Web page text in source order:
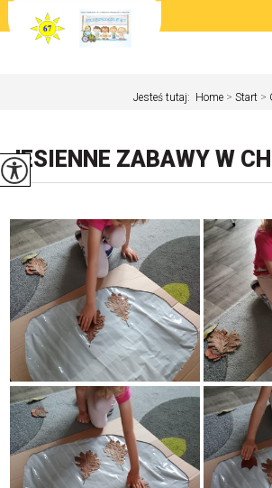
Jesteś tutaj: Home > Start >
JESIENNE ZABAWY W